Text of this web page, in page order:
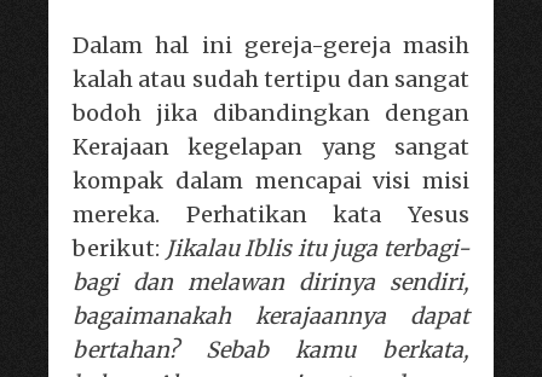
Dalam hal ini gereja-gereja masih
kalah atau sudah tertipu dan sangat
bodoh jika dibandingkan dengan
Kerajaan kegelapan yang sangat
kompak dalam mencapai visi misi
mereka. Perhatikan kata Yesus
berikut: Jikalau Iblis itu juga terbagi-
bagi dan melawan dirinya sendiri,
bagaimanakah kerajaannya dapat
bertahan? Sebab kamu berkata,